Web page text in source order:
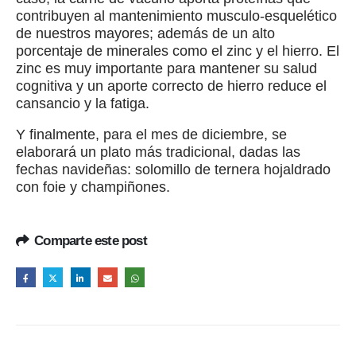
contribuyen al mantenimiento musculo-esquelético
de nuestros mayores; además de un alto
porcentaje de minerales como el zinc y el hierro. El
zinc es muy importante para mantener su salud
cognitiva y un aporte correcto de hierro reduce el
cansancio y la fatiga.
Y finalmente, para el mes de diciembre, se
elaborará un plato más tradicional, dadas las
fechas navideñas: solomillo de ternera hojaldrado
con foie y champiñones.
Comparte este post